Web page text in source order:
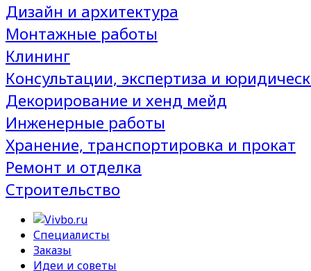
Дизайн и архитектура
Монтажные работы
Клининг
Консультации, экспертиза и
Декорирование и хенд мейд
Инженерные работы
Хранение, транспортировка и прокат
Ремонт и отделка
Строительство
Специалисты
Заказы
Идеи и советы